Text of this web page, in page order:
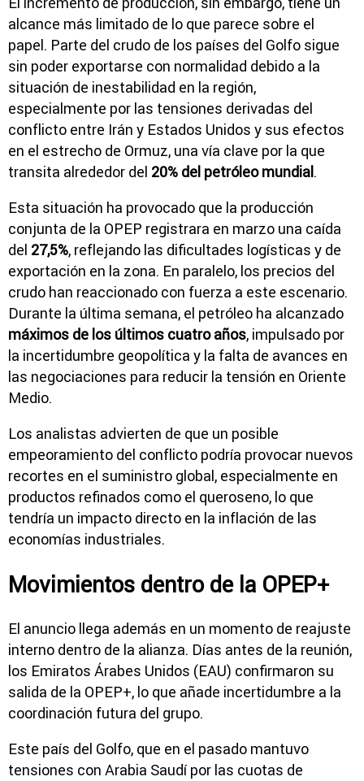
alcance más limitado de lo que parece sobre el
papel. Parte del crudo de los países del Golfo sigue
sin poder exportarse con normalidad debido a la
situación de inestabilidad en la región,
especialmente por las tensiones derivadas del
conflicto entre Irán y Estados Unidos y sus efectos
en el estrecho de Ormuz, una vía clave por la que
transita alrededor del 20% del petróleo mundial.
Esta situación ha provocado que la producción
conjunta de la OPEP registrara en marzo una caída
del 27,5%, reflejando las dificultades logísticas y de
exportación en la zona. En paralelo, los precios del
crudo han reaccionado con fuerza a este escenario.
Durante la última semana, el petróleo ha alcanzado
máximos de los últimos cuatro años, impulsado por
la incertidumbre geopolítica y la falta de avances en
las negociaciones para reducir la tensión en Oriente
Medio.
Los analistas advierten de que un posible
empeoramiento del conflicto podría provocar nuevos
recortes en el suministro global, especialmente en
productos refinados como el queroseno, lo que
tendría un impacto directo en la inflación de las
economías industriales.
Movimientos dentro de la OPEP+
El anuncio llega además en un momento de reajuste
interno dentro de la alianza. Días antes de la reunión,
los Emiratos Árabes Unidos (EAU) confirmaron su
salida de la OPEP+, lo que añade incertidumbre a la
coordinación futura del grupo.
Este país del Golfo, que en el pasado mantuvo
tensiones con Arabia Saudí por las cuotas de